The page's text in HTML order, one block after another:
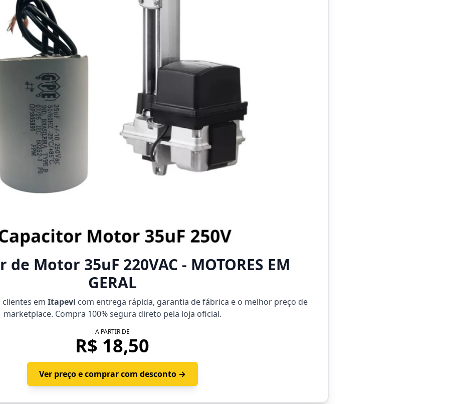
de Motor 35uF 220VAC - MOTORES EM
GERAL
em Itapevi com entrega rápida, garantia de fábrica e o melhor preço de
marketplace. Compra 100% segura direto pela loja oficial.
A PARTIR DE
R$ 18,50
Ver preço e comprar com desconto →